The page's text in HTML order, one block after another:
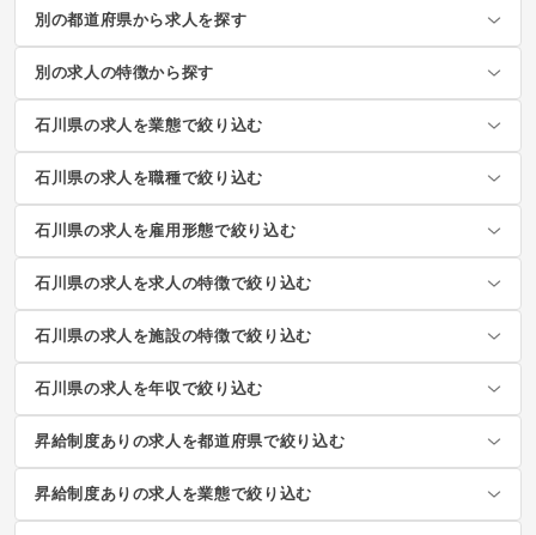
別の都道府県から求人を探す
別の求人の特徴から探す
石川県の求人を業態で絞り込む
石川県の求人を職種で絞り込む
石川県の求人を雇用形態で絞り込む
石川県の求人を求人の特徴で絞り込む
石川県の求人を施設の特徴で絞り込む
石川県の求人を年収で絞り込む
昇給制度ありの求人を都道府県で絞り込む
昇給制度ありの求人を業態で絞り込む